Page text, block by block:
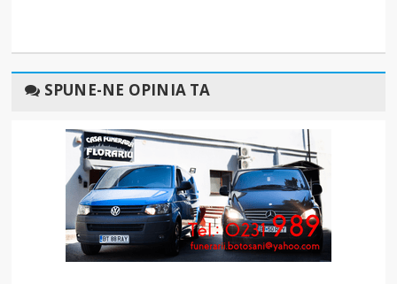
SPUNE-NE OPINIA TA